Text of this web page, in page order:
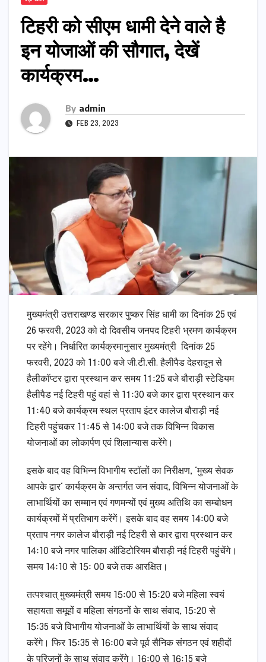
टिहरी को सीएम धामी देने वाले है
इन योजाओं की सौगात, देखें
कार्यक्रम…
By admin
FEB 23, 2023
मुख्यमंत्री उत्तराखण्ड सरकार पुष्कर सिंह धामी का दिनांक 25 एवं
26 फरवरी, 2023 को दो दिवसीय जनपद टिहरी भ्रमण कार्यक्रम
पर रहेंगे। निर्धारित कार्यक्रमानुसार मुख्यमंत्री दिनांक 25
फरवरी, 2023 को 11ः00 बजे जी.टी.सी. हैलीपैड देहरादून से
हैलीकॉप्टर द्वारा प्रस्थान कर समय 11ः25 बजे बौराड़ी स्टेडियम
हैलीपैड नई टिहरी पहुं वहां से 11ः30 बजे कार द्वारा प्रस्थान कर
11ः40 बजे कार्यक्रम स्थल प्रताप इंटर कालेज बौराड़ी नई
टिहरी पहुंचकर 11ः45 से 14ः00 बजे तक विभिन्न विकास
योजनाओं का लोकार्पण एवं शिलान्यास करेंगे।
इसके बाद वह विभिन्न विभागीय स्टॉलों का निरीक्षण, ‘मुख्य सेवक
आपके द्वार‘ कार्यक्रम के अन्तर्गत जन संवाद, विभिन्न योजनाओं के
लाभार्थियों का सम्मान एवं गणमन्यों एवं मुख्य अतिथि का सम्बोधन
कार्यक्रमों में प्रतिभाग करेंगें। इसके बाद वह समय 14ः00 बजे
प्रताप नगर कालेज बौराड़ी नई टिहरी से कार द्वारा प्रस्थान कर
14ः10 बजे नगर पालिका ऑडिटोरियम बौराड़ी नई टिहरी पहुंचेंगे।
समय 14ः10 से 15ः 00 बजे तक आरक्षित।
तत्पश्चात् मुख्यमंत्री समय 15ः00 से 15ः20 बजे महिला स्वयं
सहायता समूहों व महिला संगठनों के साथ संवाद, 15ः20 से
15ः35 बजे विभागीय योजनाओं के लाभार्थियों के साथ संवाद
करेंगे। फिर 15ः35 से 16ः00 बजे पूर्व सैनिक संगठन एवं शहीदों
के परिजनों के साथ संवाद करेंगे। 16ः00 से 16ः15 बजे